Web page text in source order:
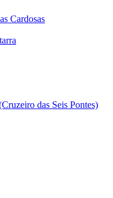
Cardosas
das Seis Pontes)